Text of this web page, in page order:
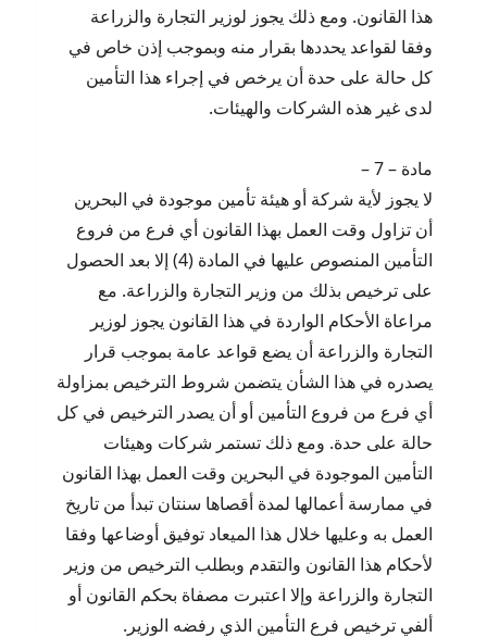
هذا القانون. ومع ذلك يجوز لوزير التجارة والزراعة
وفقا لقواعد يحددها بقرار منه وبموجب إذن خاص في
كل حالة على حدة أن يرخص في إجراء هذا التأمين
لدى غير هذه الشركات والهيئات.
مادة – 7 –
لا يجوز لأية شركة أو هيئة تأمين موجودة في البحرين
أن تزاول وقت العمل بهذا القانون أي فرع من فروع
التأمين المنصوص عليها في المادة (4) إلا بعد الحصول
على ترخيص بذلك من وزير التجارة والزراعة. مع
مراعاة الأحكام الواردة في هذا القانون يجوز لوزير
التجارة والزراعة أن يضع قواعد عامة بموجب قرار
يصدره في هذا الشأن يتضمن شروط الترخيص بمزاولة
أي فرع من فروع التأمين أو أن يصدر الترخيص في كل
حالة على حدة. ومع ذلك تستمر شركات وهيئات
التأمين الموجودة في البحرين وقت العمل بهذا القانون
في ممارسة أعمالها لمدة أقصاها سنتان تبدأ من تاريخ
العمل به وعليها خلال هذا الميعاد توفيق أوضاعها وفقا
لأحكام هذا القانون والتقدم وبطلب الترخيص من وزير
التجارة والزراعة وإلا اعتبرت مصفاة بحكم القانون أو
ألفي ترخيص فرع التأمين الذي رفضه الوزير.